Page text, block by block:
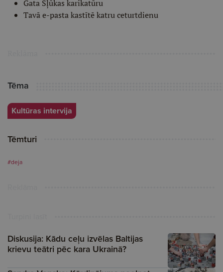
Gata Šļūkas karikatūru
Tavā e-pasta kastītē katru ceturtdienu
Tēma
Kultūras intervija
Tēmturi
#deja
Diskusija: Kādu ceļu izvēlas Baltijas
krievu teātri pēc kara Ukrainā?